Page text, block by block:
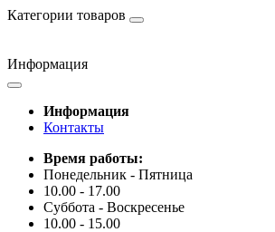
Категории товаров
Информация
Информация
Контакты
Время работы:
Понедельник - Пятница
10.00 - 17.00
Суббота - Воскресенье
10.00 - 15.00